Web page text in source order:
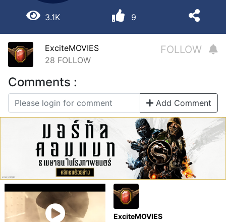
3.1K 9
ExciteMOVIES
28 FOLLOW
FOLLOW
Comments :
Add Comment
ExciteMOVIES